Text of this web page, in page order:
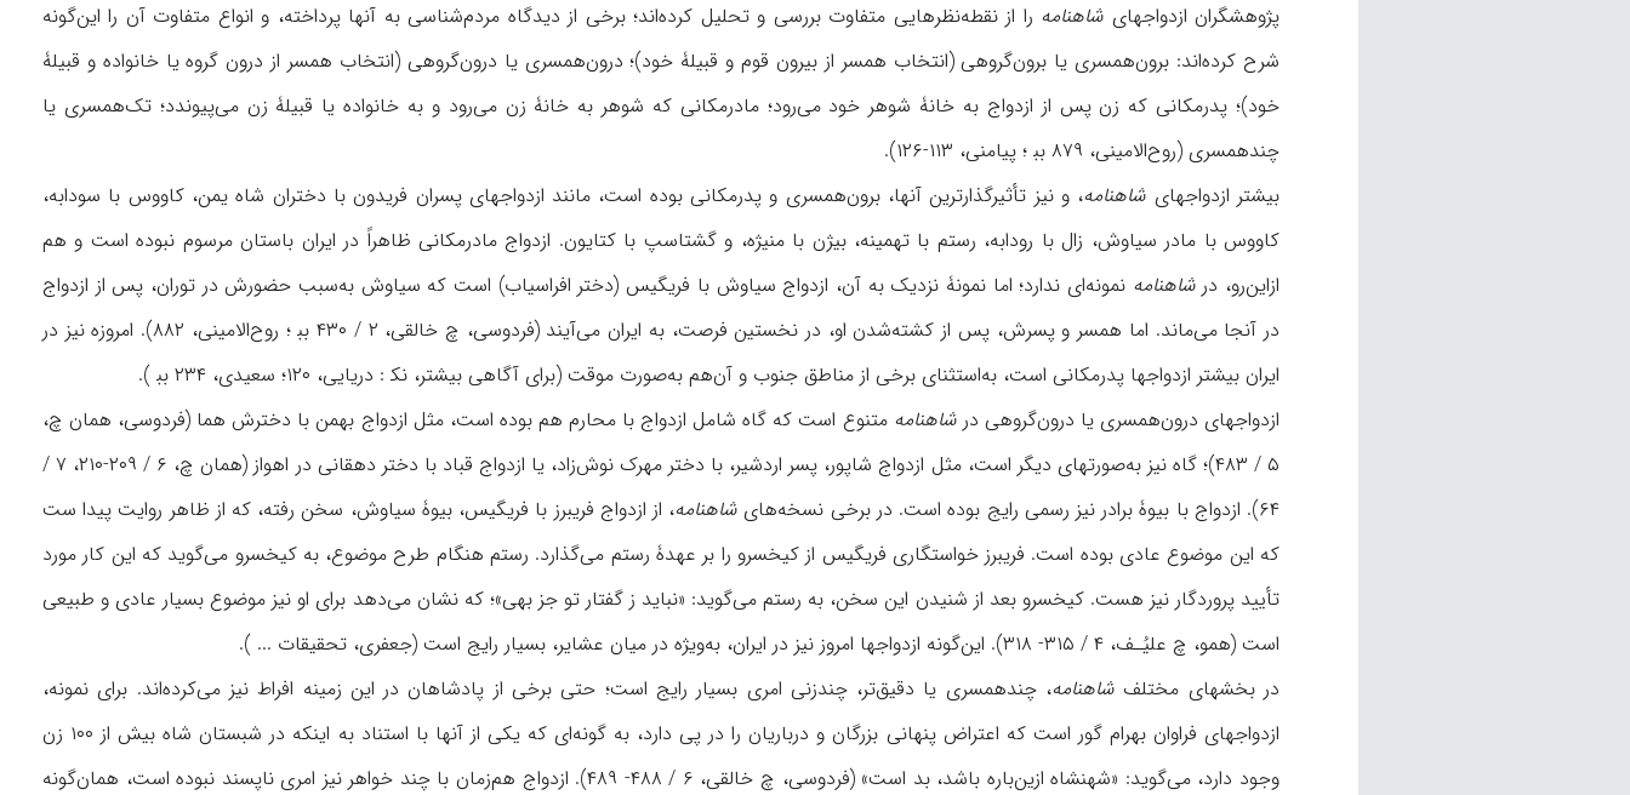
پژوهشگران ازدواجهای شاهنامه را از نقطه‌نظرهایی متفاوت بررسی و تحلیل کرده‌اند؛ برخی از دیدگاه مردم‌شناسی به آنها پرداخته، و انواع متفاوت آن را این‌گونه
شرح کرده‌اند: برون‌همسری یا برون‌گروهی (انتخاب همسر از بیرون قوم و قبیلۀ خود)؛ درون‌همسری یا درون‌گروهی (انتخاب همسر از درون گروه یا خانواده و قبیلۀ
خود)؛ پدرمکانی که زن پس از ازدواج به خانۀ شوهر خود می‌رود؛ مادرمکانی که شوهر به خانۀ زن می‌رود و به خانواده یا قبیلۀ زن می‌پیوندد؛ تک‌همسری یا
چندهمسری (روح‌الامینی، ۸۷۹ بب‍ ؛ پیامنی، ۱۱۳-۱۲۶).
بیشتر ازدواجهای شاهنامه، و نیز تأثیرگذارترین آنها، برون‌همسری و پدرمکانی بوده است، مانند ازدواجهای پسران فریدون با دختران شاه یمن، کاووس با سودابه،
کاووس با مادر سیاوش، زال با رودابه، رستم با تهمینه، بیژن با منیژه، و گشتاسپ با کتایون. ازدواج مادرمکانی ظاهراً در ایران باستان مرسوم نبوده است و هم
ازاین‌رو، درشاهنامهنمونه‌ای ندارد؛ اما نمونۀ نزدیک به آن، ازدواج سیاوش با فریگیس (دختر افراسیاب) است که سیاوش به‌سبب حضورش در توران، پس از ازدواج
در آنجا می‌ماند. اما همسر و پسرش، پس از کشته‌شدن او، در نخستین فرصت، به ایران می‌آیند (فردوسی، چ خالقی، ۲ / ۴۳۰ بب‍ ؛ روح‌الامینی، ۸۸۲). امروزه نیز در
ایران بیشتر ازدواجها پدرمکانی است، به‌استثنای برخی از مناطق جنوب و آن‌هم به‌صورت موقت (برای آگاهی بیشتر، نک‍ : دریایی، ۱۲۰؛ سعیدی، ۲۳۴ بب‍ ‌).
ازدواجهای درون‌همسری یا درون‌گروهی درشاهنامهمتنوع است که گاه شامل ازدواج با محارم هم بوده است، مثل ازدواج بهمن با دخترش هما (فردوسی، همان چ،
۵ / ۴۸۳)؛ گاه نیز به‌صورتهای دیگر است، مثل ازدواج شاپور، پسر اردشیر، با دختر مهرک نوش‌زاد، یا ازدواج قباد با دختر دهقانی در اهواز (همان چ، ۶ / ۲۰۹-۲۱۰، ۷ /
۶۴). ازدواج با بیوۀ برادر نیز رسمی رایج بوده است. در برخی نسخه‌های
شاهنامه، از ازدواج فریبرز با فریگیس، بیوۀ سیاوش، سخن رفته، که از ظاهر روایت پیدا ست
که این موضوع عادی بوده است. فریبرز خواستگاری فریگیس از کیخسرو را بر عهدۀ رستم می‌گذارد. رستم هنگام طرح موضوع، به کیخسرو می‌گوید که این کار مورد
تأیید پروردگار نیز هست. کیخسرو بعد از شنیدن این سخن، به رستم می‌گوید: «نباید ز گفتار تو جز بهی»؛ که نشان می‌دهد برای او نیز موضوع بسیار عادی و طبیعی
است (همو، چ علیُـف، ۴ / ۳۱۵- ۳۱۸). این‌گونه ازدواجها امروز نیز در ایران، به‌ویژه در میان عشایر، بسیار رایج است (جعفری، تحقیقات ... ).
در بخشهای مختلف شاهنامه، چندهمسری یا دقیق‌تر، چندزنی امری بسیار رایج است؛ حتى برخی از پادشاهان در این زمینه افراط نیز می‌کرده‌اند. برای نمونه،
ازدواجهای فراوان بهرام گور است که اعتراض پنهانی بزرگان و درباریان را در پی دارد، به گونه‌ای که یکی از آنها با استناد به اینکه در شبستان شاه بیش از ۱۰۰ زن
وجود دارد، می‌گوید: «شهنشاه ازین‌باره باشد، بد است» (فردوسی، چ خالقی، ۶ / ۴۸۸- ۴۸۹). ازدواج هم‌زمان با چند خواهر نیز امری ناپسند نبوده است، همان‌گونه